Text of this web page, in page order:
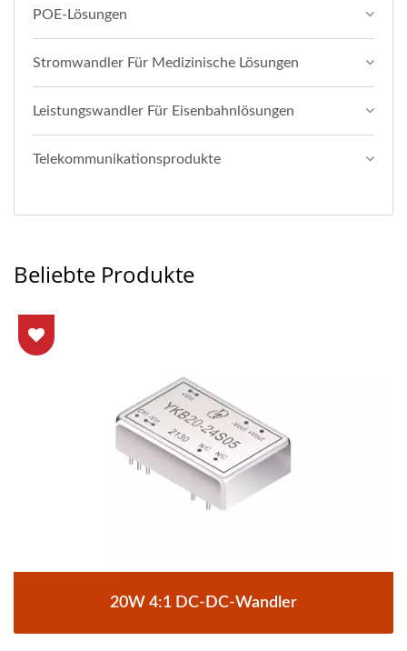
POE-Lösungen
Stromwandler Für Medizinische Lösungen
Leistungswandler Für Eisenbahnlösungen
Telekommunikationsprodukte
Beliebte Produkte
20W 4:1 DC-DC-Wandler